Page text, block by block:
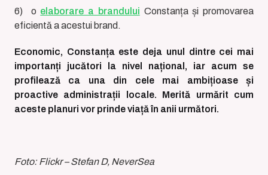
6) o elaborare a brandului Constanța și promovarea
eficientă a acestui brand.
Economic, Constanța este deja unul dintre cei mai
importanți jucători la nivel național, iar acum se
profilează ca una din cele mai ambițioase și
proactive administrații locale. Merită urmărit cum
aceste planuri vor prinde viață în anii următori.
Foto: Flickr – Stefan D, NeverSea